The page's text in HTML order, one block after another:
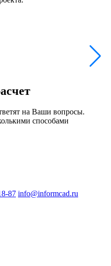
на Ваши вопросы.
способами
87 info@informcad.ru